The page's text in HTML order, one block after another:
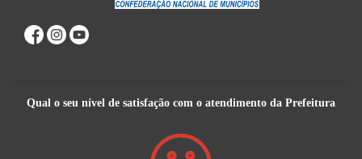
Qual o seu nível de satisfação com o atendimento da Prefeitura